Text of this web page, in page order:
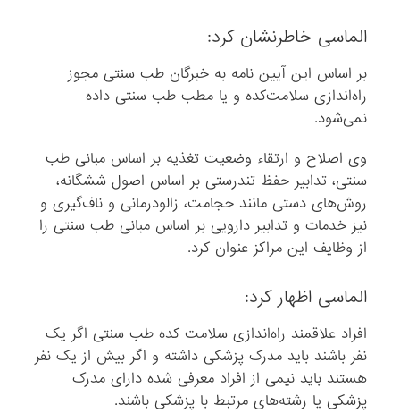
الماسی خاطرنشان کرد:
بر اساس این آیین نامه به خبرگان طب سنتی مجوز
راه‌اندازی سلامت‌کده و یا مطب طب سنتی داده
نمی‌شود.
وی اصلاح و ارتقاء وضعیت تغذیه بر اساس مبانی طب
سنتی، تدابیر حفظ تندرستی بر اساس اصول ششگانه،
روش‌های دستی مانند حجامت، زالودرمانی و ناف‌گیری و
نیز خدمات و تدابیر دارویی بر اساس مبانی طب سنتی را
از وظایف این مراکز عنوان کرد.
الماسی اظهار کرد:
افراد علاقمند راه‌اندازی سلامت کده طب سنتی اگر یک
نفر باشند باید مدرک پزشکی داشته و اگر بیش از یک نفر
هستند باید نیمی از افراد معرفی شده دارای مدرک
پزشکی یا رشته‌های مرتبط با پزشکی باشند.